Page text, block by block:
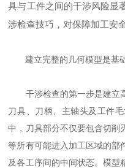
具与工件之间的干涉风险显
涉检查技巧，对保障加工安
建立完整的几何模型是基
干涉检查的第一步是建立
刀具、刀柄、主轴头及工件
中，刀具部分不仅要包含切削
等所有可能进入加工区域的部
及各工序间的中间状态。模型